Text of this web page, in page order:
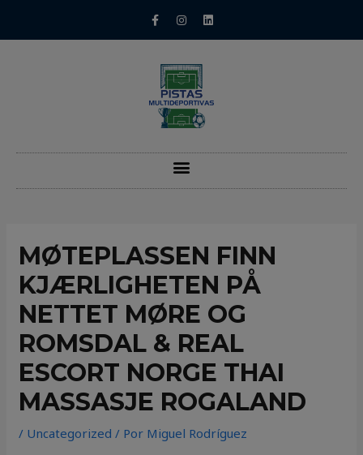
MØTEPLASSEN FINN
KJÆRLIGHETEN PÅ
NETTET MØRE OG
ROMSDAL & REAL
ESCORT NORGE THAI
MASSASJE ROGALAND
/ Uncategorized / Por Miguel Rodríguez